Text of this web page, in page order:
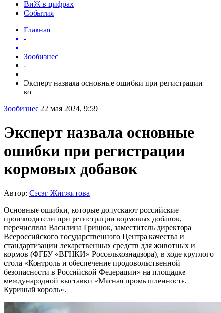
ВиЖ в цифрах
События
Главная
-
Зообизнес
-
Эксперт назвала основные ошибки при регистрации
ко...
Зообизнес 22 мая 2024, 9:59
Эксперт назвала основные
ошибки при регистрации
кормовых добавок
Автор: Сэсэг Жигжитова
Основные ошибки, которые допускают российские
производители при регистрации кормовых добавок,
перечислила Василина Грицюк, заместитель директора
Всероссийского государственного Центра качества и
стандартизации лекарственных средств для животных и
кормов (ФГБУ «ВГНКИ» Россельхознадзора), в ходе круглого
стола «Контроль и обеспечение продовольственной
безопасности в Российской Федерации» на площадке
международной выставки «Мясная промышленность.
Куриный король».